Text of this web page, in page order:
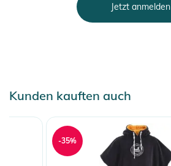
Jetzt anmelden
Kunden kauften auch
-35%